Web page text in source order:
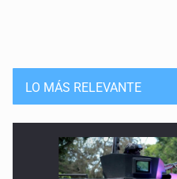
LO MÁS RELEVANTE